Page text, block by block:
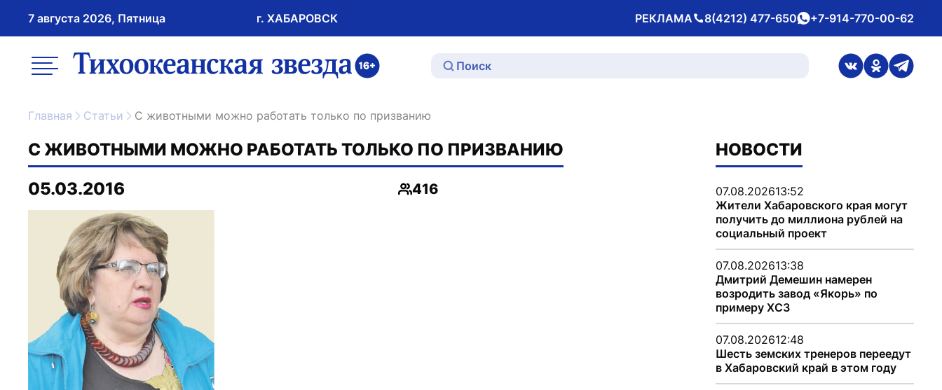
7 августа 2026, Пятница г. ХАБАРОВСК РЕКЛАМА
Телефон 8(4212) 477-650whatsApp
+7-914-770-00-62
меню ссылка на главную
ссылка на
ссылка на
Главная Статьи С животными можно работать только по призванию
С ЖИВОТНЫМИ МОЖНО РАБОТАТЬ ТОЛЬКО ПО ПРИЗВАНИЮ
05.03.2016
Просмотры
416
НОВОСТИ
07.08.202613:52
Жители Хабаровского края могут
получить до миллиона рублей на
социальный проект
07.08.202613:38
Дмитрий Демешин намерен
возродить завод «Якорь» по
примеру ХСЗ
07.08.202612:48
Шесть земских тренеров переедут
в Хабаровский край в этом году